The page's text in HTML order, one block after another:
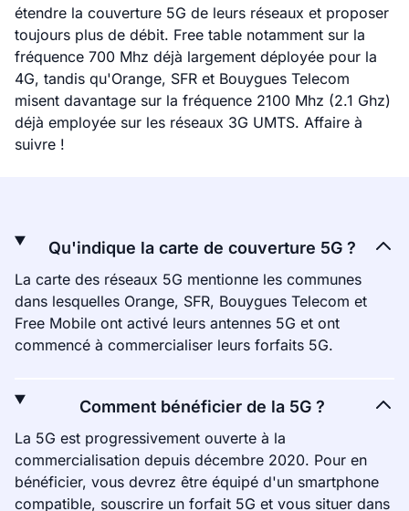
étendre la couverture 5G de leurs réseaux et proposer
toujours plus de débit. Free table notamment sur la
fréquence 700 Mhz déjà largement déployée pour la
4G, tandis qu'Orange, SFR et Bouygues Telecom
misent davantage sur la fréquence 2100 Mhz (2.1 Ghz)
déjà employée sur les réseaux 3G UMTS. Affaire à
suivre !
Qu'indique la carte de couverture 5G ?
La carte des réseaux 5G mentionne les communes
dans lesquelles Orange, SFR, Bouygues Telecom et
Free Mobile ont activé leurs antennes 5G et ont
commencé à commercialiser leurs forfaits 5G.
Comment bénéficier de la 5G ?
La 5G est progressivement ouverte à la
commercialisation depuis décembre 2020. Pour en
bénéficier, vous devrez être équipé d'un smartphone
compatible, souscrire un forfait 5G et vous situer dans